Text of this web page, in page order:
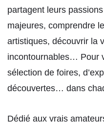
partagent leurs
majeures, comprendre
artistiques, découvrir la
incontournables… Pour
sélection de foires,
découvertes… dans
Dédié aux vrais